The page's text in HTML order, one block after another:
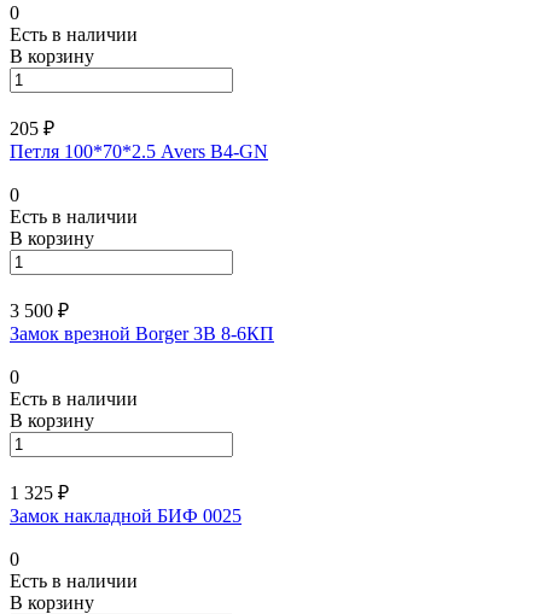
0
Есть в наличии
В корзину
205 ₽
Петля 100*70*2.5 Avers B4-GN
0
Есть в наличии
В корзину
3 500 ₽
Замок врезной Borger 3В 8-6КП
0
Есть в наличии
В корзину
1 325 ₽
Замок накладной БИФ 0025
0
Есть в наличии
В корзину